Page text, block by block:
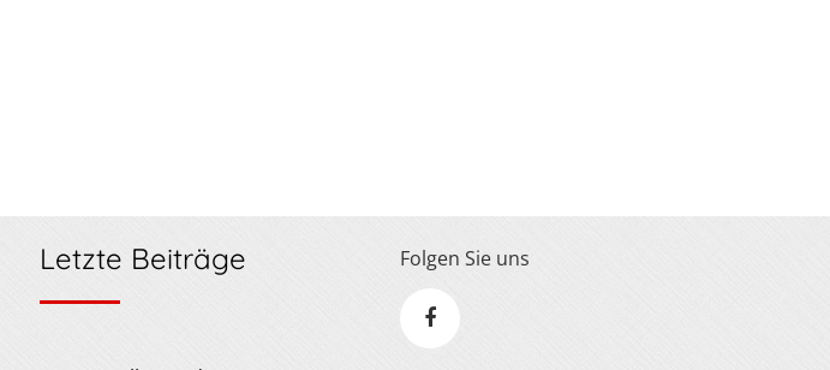
Letzte Beiträge Folgen Sie uns